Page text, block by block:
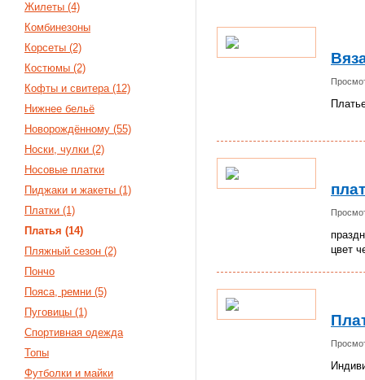
цвет
Жилеты (4)
Комбинезоны
Корсеты (2)
Костюмы (2)
Кофты и свитера (12)
Нижнее бельё
Новорождённому (55)
Носки, чулки (2)
Носовые платки
Пиджаки и жакеты (1)
Платки (1)
Платья (14)
Пляжный сезон (2)
Пончо
Пояса, ремни (5)
Пуговицы (1)
Спортивная одежда
Топы
Футболки и майки